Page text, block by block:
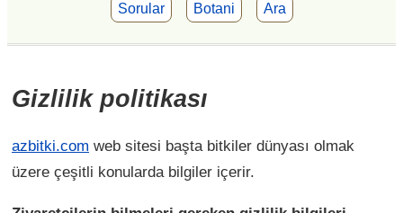
Sorular Botani Ara
Gizlilik politikası
azbitki.com web sitesi başta bitkiler dünyası olmak
üzere çeşitli konularda bilgiler içerir.